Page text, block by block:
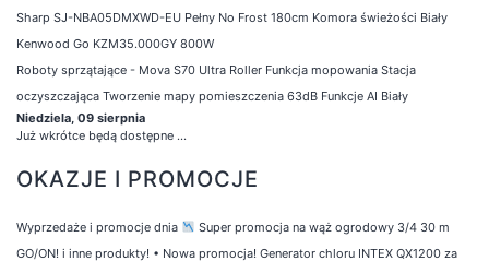
Sharp SJ-NBA05DMXWD-EU Pełny No Frost 180cm Komora świeżości Biały
Kenwood Go KZM35.000GY 800W
Roboty sprzątające - Mova S70 Ultra Roller Funkcja mopowania Stacja
oczyszczająca Tworzenie mapy pomieszczenia 63dB Funkcje AI Biały
Niedziela, 09 sierpnia
Już wkrótce będą dostępne ...
OKAZJE I PROMOCJE
Wyprzedaże i promocje dnia
Super promocja na wąż ogrodowy 3/4 30 m
GO/ON! i inne produkty! • Nowa promocja! Generator chloru INTEX QX1200 za